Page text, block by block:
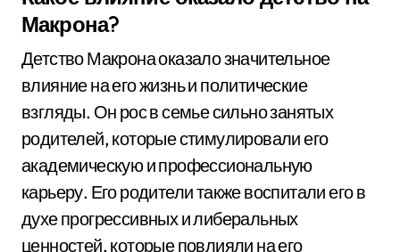
Макрона?
Детство Макрона оказало значительное
влияние на его жизнь и политические
взгляды. Он рос в семье сильно занятых
родителей, которые стимулировали его
академическую и профессиональную
карьеру. Его родители также воспитали его в
духе прогрессивных и либеральных
ценностей, которые повлияли на его